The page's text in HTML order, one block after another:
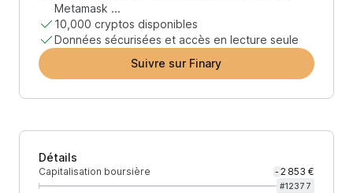
Metamask ...
10,000 cryptos disponibles
Données sécurisées et accès en lecture seule
Suivre sur Finary
Détails
Capitalisation boursière - 2 853 €
#12377